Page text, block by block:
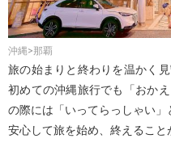
沖縄>那覇
旅の始まりと終わりを温かく
初めての沖縄旅行でも「おか
の際には「いってらっしゃい」
安心して旅を始め、終えること